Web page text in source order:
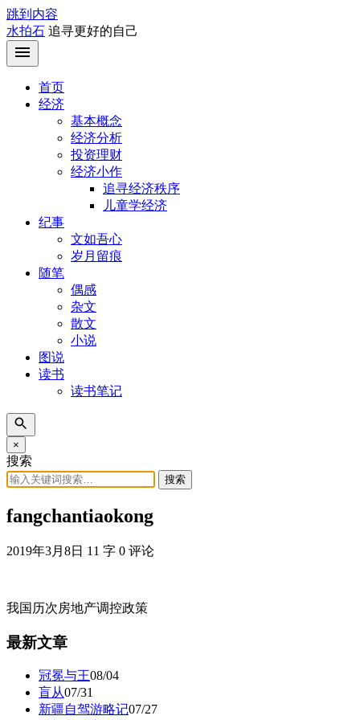
跳到内容
水拍石 追寻更好的自己
首页
经济
基本概念
经济分析
投资理财
经济小作
追寻经济秩序
儿童学经济
纪事
文如吾心
岁月留痕
随笔
偶感
杂文
散文
小说
图说
读书
读书笔记
×
搜索
搜索
fangchantiaokong
2019年3月8日 11 字 0 评论
我国历次房地产调控政策
最新文章
冠冕与王08/04
盲从07/31
新疆自驾游略记07/27